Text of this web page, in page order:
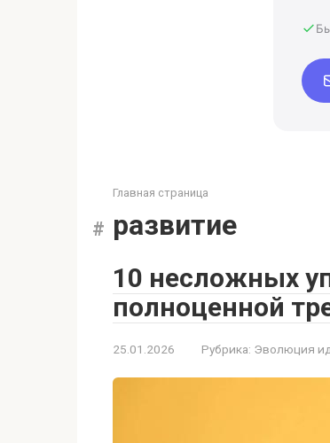
Главная страница
развитие
10 несложных
полноценной
25.01.2026 Рубрика: Эволюция